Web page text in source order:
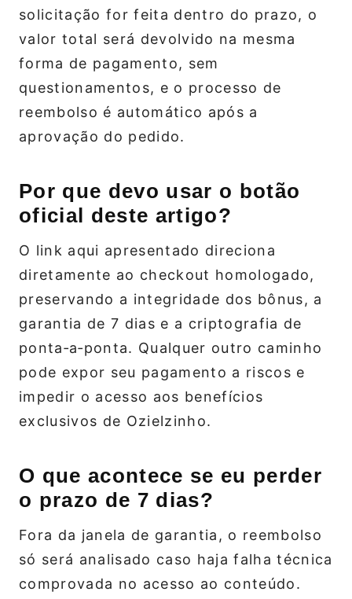
solicitação for feita dentro do prazo, o
valor total será devolvido na mesma
forma de pagamento, sem
questionamentos, e o processo de
reembolso é automático após a
aprovação do pedido.
Por que devo usar o botão
oficial deste artigo?
O link aqui apresentado direciona
diretamente ao checkout homologado,
preservando a integridade dos bônus, a
garantia de 7 dias e a criptografia de
ponta‑a‑ponta. Qualquer outro caminho
pode expor seu pagamento a riscos e
impedir o acesso aos benefícios
exclusivos de Ozielzinho.
O que acontece se eu perder
o prazo de 7 dias?
Fora da janela de garantia, o reembolso
só será analisado caso haja falha técnica
comprovada no acesso ao conteúdo.